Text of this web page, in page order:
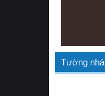
Tường nhà